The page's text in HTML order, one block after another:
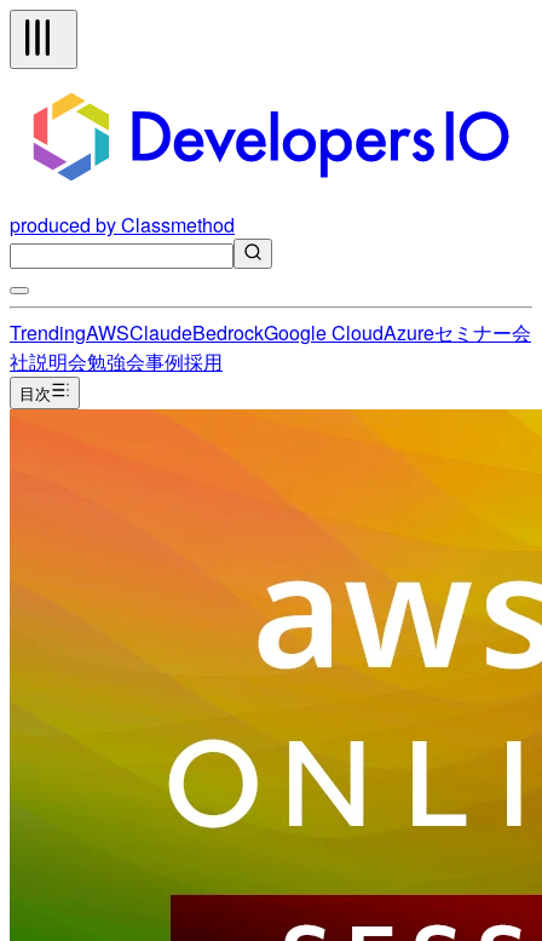
produced by Classmethod
TrendingAWSClaudeBedrockGoogle CloudAzureセミナー会
社説明会勉強会事例採用
目次